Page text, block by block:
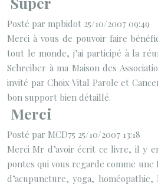
Posté par mpbidot 25/10/2007 09:49
Merci à vous de pouvoir faire
tout le monde, j’ai participé à la
Schreiber à ma Maison des
invité par Choix Vital Parole et
bon support bien détaillé.
Merci
Posté par MCD75 25/10/2007 13:18
Merci Mr d’avoir écrit ce livre, il y
pontes qui vous regarde comme
d’acupuncture, yoga,